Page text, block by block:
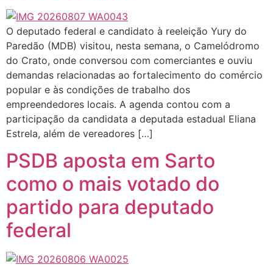
O deputado federal e candidato à reeleição Yury do
Paredão (MDB) visitou, nesta semana, o Camelódromo
do Crato, onde conversou com comerciantes e ouviu
demandas relacionadas ao fortalecimento do comércio
popular e às condições de trabalho dos
empreendedores locais. A agenda contou com a
participação da candidata a deputada estadual Eliana
Estrela, além de vereadores […]
PSDB aposta em Sarto
como o mais votado do
partido para deputado
federal